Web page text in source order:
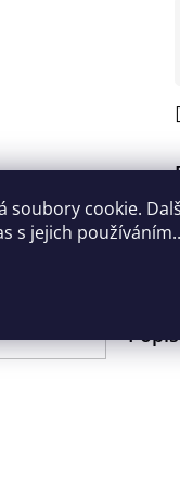
soubory cookie.
s jejich
Popis